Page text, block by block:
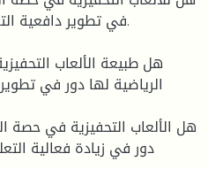
في تطوير دافعية
الرياضية لها دور في
دور في زيادة فعالية